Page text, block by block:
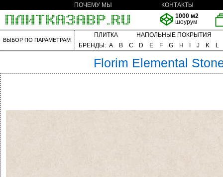
ПОЧЕМУ МЫ
КОНТАКТЫ
1000 м2
шоурум
ВЫБОР ПО ПАРАМЕТРАМ
ПЛИТКА
НАПОЛЬНЫЕ ПОКРЫТИЯ
БРЕНДЫ: A B C D E F G H J K L
Florim Elemental